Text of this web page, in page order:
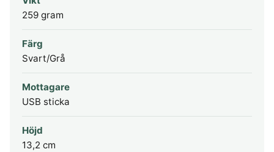
259 gram
Färg
Svart/Grå
Mottagare
USB sticka
Höjd
13,2 cm